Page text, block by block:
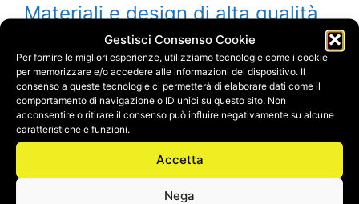
Gestisci Consenso Cookie
Per fornire le migliori esperienze, utilizziamo tecnologie come i cookie
per memorizzare e/o accedere alle informazioni del dispositivo. Il
consenso a queste tecnologie ci permetterà di elaborare dati come il
comportamento di navigazione o ID unici su questo sito. Non
acconsentire o ritirare il consenso può influire negativamente su alcune
caratteristiche e funzioni.
Accetta
Nega
Materiali e design di alta qualità
Synedil si distingue per l’utilizzo dimateriali di
prima sceltae tecnologie avanzate che
assicurano la massima resistenza e facilità di
manutenzione. Che si tratti di un bagno in stile
moderno, classico o minimalista, Synedil è in
grado di trasformare ogni ambiente in un luogo
convivono in perfetta armonia.